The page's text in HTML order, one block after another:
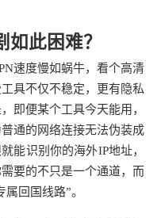
此困难？
速度慢如蜗牛，看个高清
具不仅不稳定，更有隐私
即便某个工具今天能用，
通的网络连接无法伪装成
能识别你的海外IP地址，
要的不只是一个通道，而
回国线路”。